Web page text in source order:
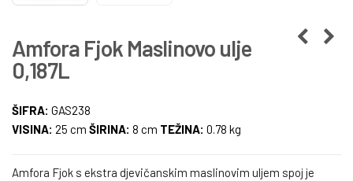
Amfora Fjok Maslinovo ulje
0,187L
ŠIFRA: GAS238
VISINA: 25 cm ŠIRINA: 8 cm TEŽINA: 0.78 kg
Amfora Fjok s ekstra djevičanskim maslinovim uljem spoj je